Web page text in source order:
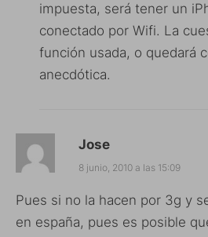
impuesta, será tener un
conectado por Wifi. La
función usada, o quedará
anecdótica.
Jose
8 junio, 2010 a las 15:09
Pues si no la hacen por 3g y
en españa, pues es posible